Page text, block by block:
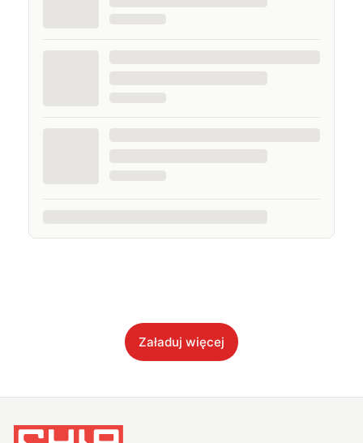
Załaduj więcej